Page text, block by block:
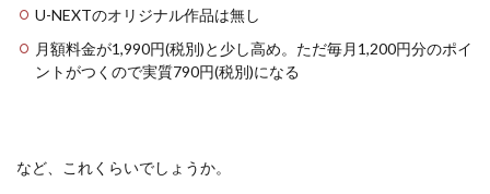
U-NEXTのオリジナル作品は無し
月額料金が1,990円(税別)と少し高め。ただ毎月1,200円分のポイ
ントがつくので実質790円(税別)になる
など、これくらいでしょうか。